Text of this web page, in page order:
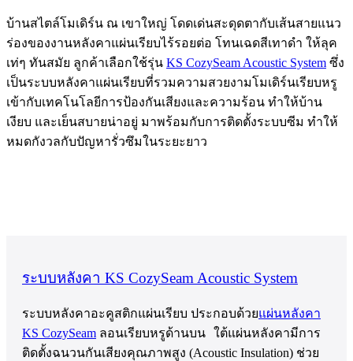
บ้านสไตล์โมเดิร์น ณ เขาใหญ่ โดดเด่นสะดุดตากับเส้นสายแนว
ร่องของงานหลังคาแผ่นเรียบไร้รอยต่อ โทนเฉดสีเทาดำ ให้ลุค
เท่ๆ ทันสมัย ลูกค้าเลือกใช้รุ่น KS CozySeam Acoustic System ซึ่ง
เป็นระบบหลังคาแผ่นเรียบที่รวมความสวยงามโมเดิร์นเรียบหรู
เข้ากับเทคโนโลยีการป้องกันเสียงและความร้อน ทำให้บ้าน
เงียบ และเย็นสบายน่าอยู่ มาพร้อมกับการติดตั้งระบบซีม ทำให้
หมดกังวลกับปัญหารั่วซึมในระยะยาว
ระบบหลังคา KS CozySeam Acoustic System
ระบบหลังคาอะคูสติกแผ่นเรียบ ประกอบด้วยแผ่นหลังคา
KS CozySeam ลอนเรียบหรูด้านบน ใต้แผ่นหลังคามีการ
ติดตั้งฉนวนกันเสียงคุณภาพสูง (Acoustic Insulation) ช่วย